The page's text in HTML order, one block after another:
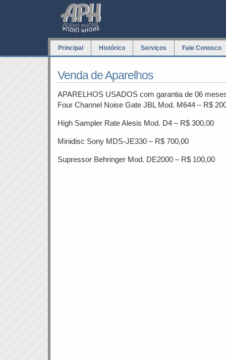
Principal Histórico Serviços Fale Conosco
Venda de Aparelhos
APARELHOS USADOS com garantia de 06
Four Channel Noise Gate JBL Mod. M644 – R$
High Sampler Rate Alesis Mod. D4 – R$ 300,00
Minidisc Sony MDS-JE330 – R$ 700,00
Supressor Behringer Mod. DE2000 – R$ 100,00